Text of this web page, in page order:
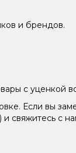
и брендов.
с уценкой
Если вы
свяжитесь с